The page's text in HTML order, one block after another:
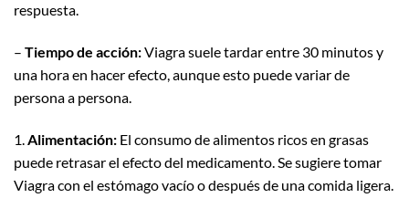
respuesta.
– Tiempo de acción:Viagra suele tardar entre 30 minutos y
una hora en hacer efecto, aunque esto puede variar de
persona a persona.
1.Alimentación: El consumo de alimentos ricos en grasas
puede retrasar el efecto del medicamento. Se sugiere tomar
Viagra con el estómago vacío o después de una comida ligera.